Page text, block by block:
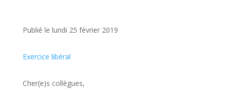
Publié le lundi 25 février 2019
Exercice libéral
Cher(e)s collègues,